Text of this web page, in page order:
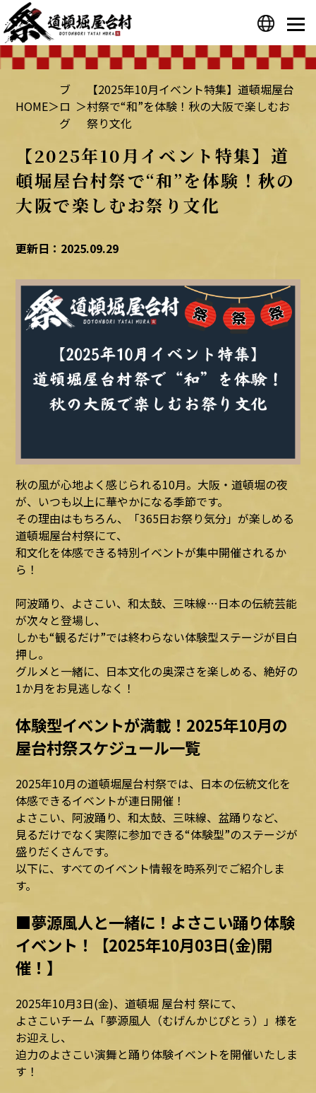
HOME＞
ブ
ロ
グ
＞
【2025年10月イベント特集】道頓堀屋台
村祭で“和”を体験！秋の大阪で楽しむお
祭り文化
【2025年10月イベント特集】道
頓堀屋台村祭で“和”を体験！秋の
大阪で楽しむお祭り文化
更新日：2025.09.29
秋の風が心地よく感じられる10月。大阪・道頓堀の夜
が、いつも以上に華やかになる季節です。
その理由はもちろん、「365日お祭り気分」が楽しめる
道頓堀屋台村祭にて、
和文化を体感できる特別イベントが集中開催されるか
ら！
阿波踊り、よさこい、和太鼓、三味線…日本の伝統芸能
が次々と登場し、
しかも“観るだけ”では終わらない体験型ステージが目白
押し。
グルメと一緒に、日本文化の奥深さを楽しめる、絶好の
1か月をお見逃しなく！
体験型イベントが満載！2025年10月の
屋台村祭スケジュール一覧
2025年10月の道頓堀屋台村祭では、日本の伝統文化を
体感できるイベントが連日開催！
よさこい、阿波踊り、和太鼓、三味線、盆踊りなど、
見るだけでなく実際に参加できる“体験型”のステージが
盛りだくさんです。
以下に、すべてのイベント情報を時系列でご紹介しま
す。
■夢源風人と一緒に！よさこい踊り体験
イベント！【2025年10月03日(金)開
催！】
2025年10月3日(金)、道頓堀 屋台村 祭にて、
よさこいチーム「夢源風人（むげんかじぴとぅ）」様を
お迎えし、
迫力のよさこい演舞と踊り体験イベントを開催いたしま
す！